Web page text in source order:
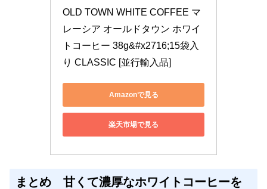
OLD TOWN WHITE COFFEE マ
レーシア オールドタウン ホワイ
トコーヒー 38g&#x2716;15袋入
り CLASSIC [並行輸入品]
Amazonで見る
楽天市場で見る
まとめ 甘くて濃厚なホワイトコーヒーを